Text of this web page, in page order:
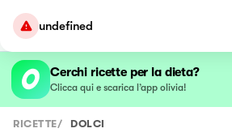
undefined
Cerchi ricette per la dieta?
Clicca qui e scarica l’app olivia!
RICETTE/ DOLCI